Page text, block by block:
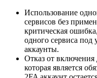
Использование
сервисов без
критическая
одного сервиса под
аккаунты.
Отказ от включения
которая является